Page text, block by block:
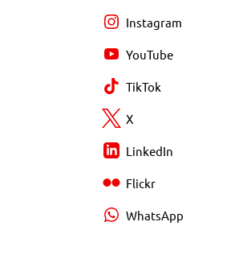
Instagram
YouTube
TikTok
X
LinkedIn
Flickr
WhatsApp